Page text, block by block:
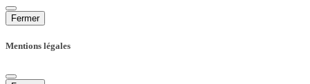
Fermer
Mentions légales